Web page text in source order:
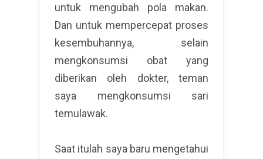
untuk mengubah pola makan.
Dan untuk mempercepat proses
kesembuhannya, selain
mengkonsumsi obat yang
diberikan oleh dokter, teman
saya mengkonsumsi sari
temulawak.
Saat itulah saya baru mengetahui